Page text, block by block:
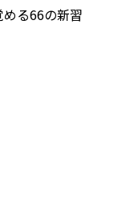
める66の新習